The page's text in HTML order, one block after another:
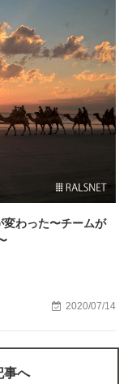
変わった〜チームが
2020/07/14
事へ